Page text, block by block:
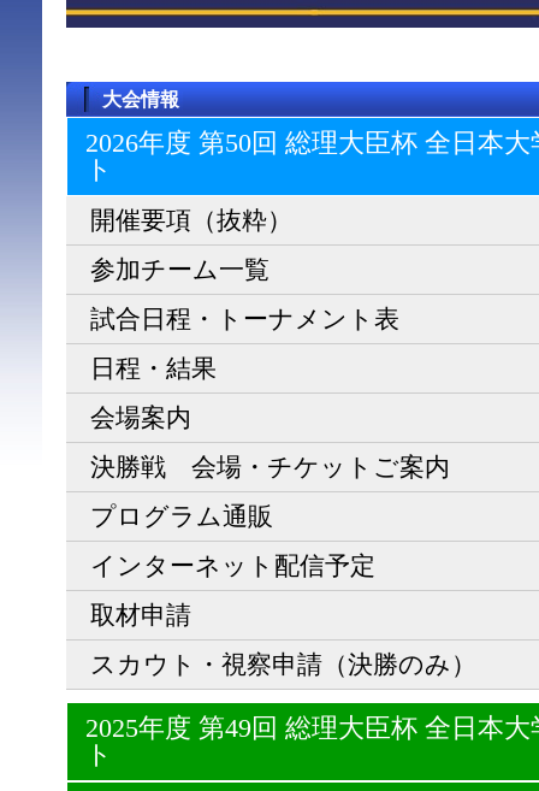
大会情報
2026年度 第50回 総理大臣杯 全日本
ト
開催要項（抜粋）
参加チーム一覧
試合日程・トーナメント表
日程・結果
会場案内
決勝戦 会場・チケットご案内
プログラム通販
インターネット配信予定
取材申請
スカウト・視察申請（決勝のみ）
2025年度 第49回 総理大臣杯 全日本
ト